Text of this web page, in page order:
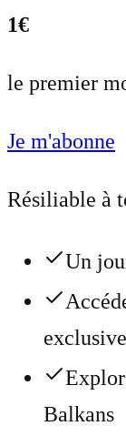
1€
le premier
Je m'abonne
Résiliable à
Un
Balkans